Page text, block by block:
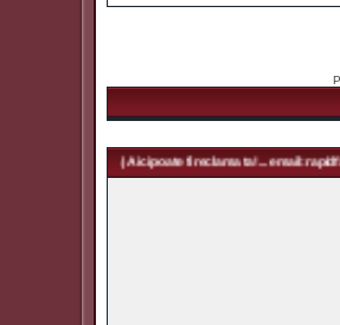
| Aici poate fi reclama ta! ... email: